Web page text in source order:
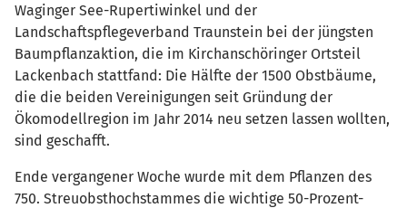
Waginger See-Rupertiwinkel und der
Landschaftspflegeverband Traunstein bei der jüngsten
Baumpflanzaktion, die im Kirchanschöringer Ortsteil
Lackenbach stattfand: Die Hälfte der 1500 Obstbäume,
die die beiden Vereinigungen seit Gründung der
Ökomodellregion im Jahr 2014 neu setzen lassen wollten,
sind geschafft.
Ende vergangener Woche wurde mit dem Pflanzen des
750. Streuobsthochstammes die wichtige 50-Prozent-